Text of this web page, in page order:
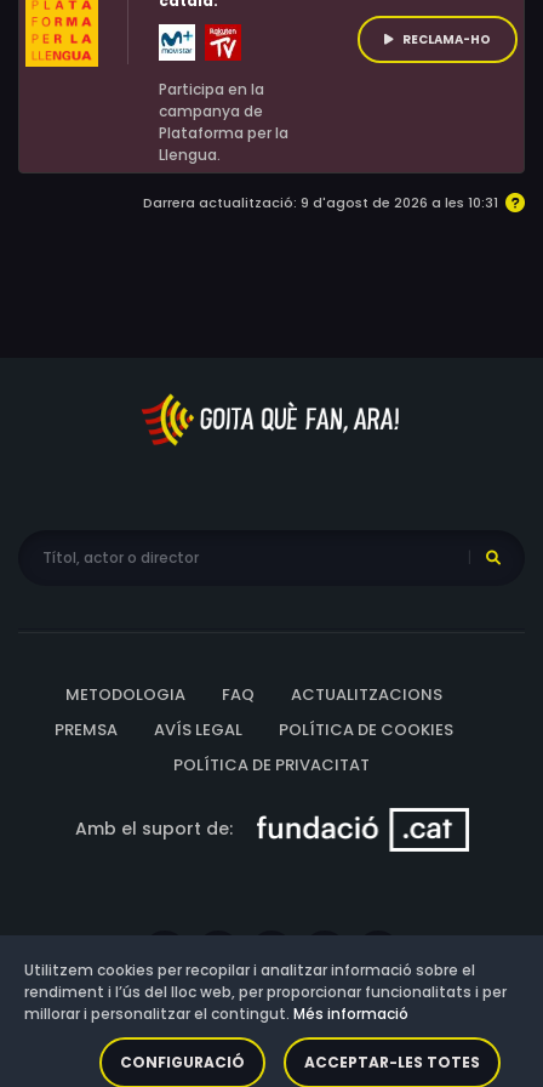
Diane Darnell, Lolita Rios, Stephen Zacks, Jauna D'Amico,
Charles Washburn, John Allen Vick, Boyd 'Red' Morgan,
Participa en la
campanya de
Plataforma per la
Llengua.
RECLAMA-HO
Darrera actualització: 9 d'agost de 2026 a les 10:31
METODOLOGIA FAQ
ACTUALITZACIONS
PREMSA
AVÍS LEGAL
POLÍTICA DE COOKIES
POLÍTICA DE PRIVACITAT
Amb el suport de:
Versió: 3.13.0.202607011342
Utilitzem cookies per recopilar i analitzar informació sobre el
rendiment i l’ús del lloc web, per proporcionar funcionalitats i per
millorar i personalitzar el contingut. Més informació
CONFIGURACIÓ ACCEPTAR-LES TOTES